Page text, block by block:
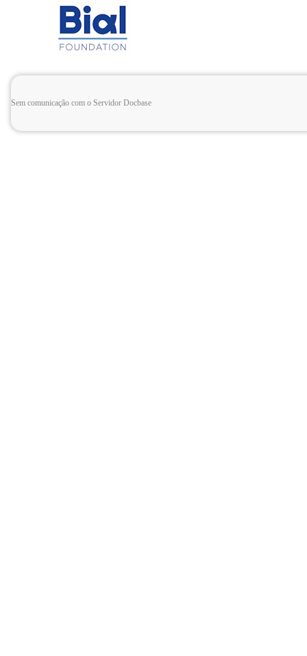
Sem comunicação com o Servidor Docbase